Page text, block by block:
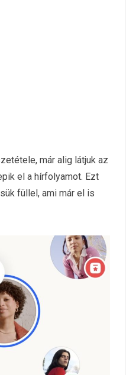
már alig látjuk az
el a hírfolyamot. Ezt
füllel, ami már el is